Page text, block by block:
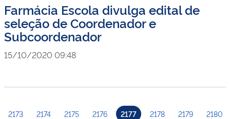
Farmácia Escola divulga edital de
seleção de Coordenador e
Subcoordenador
15/10/2020 09:48
2173 2174 2175 2176 2177 2178 2179 2180